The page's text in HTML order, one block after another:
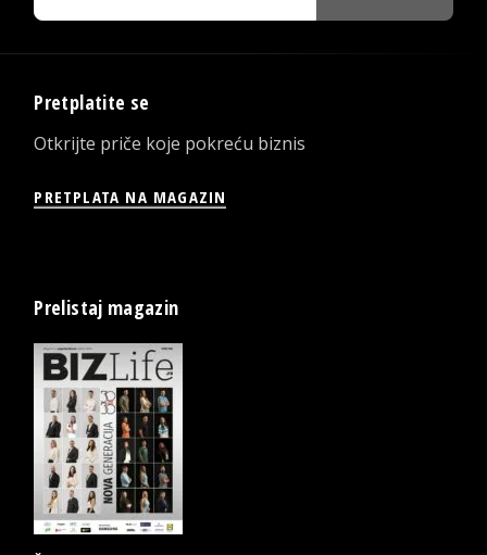
Pretplatite se
Otkrijte priče koje pokreću biznis
PRETPLATA NA MAGAZIN
Prelistaj magazin